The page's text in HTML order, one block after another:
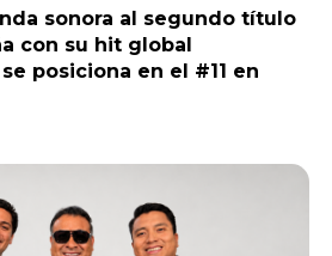
sonora al segundo título
con su hit global
posiciona en el #11 en